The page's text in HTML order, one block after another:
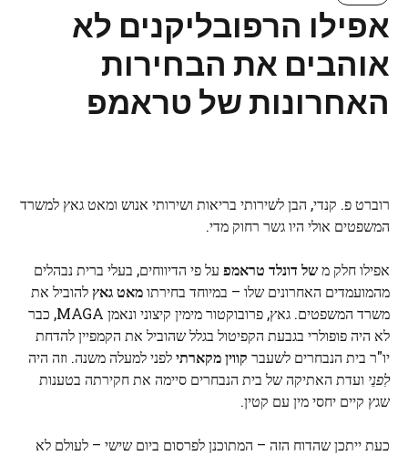
אפילו הרפובליקנים לא
אוהבים את הבחירות
האחרונות של טראמפ
רוברט פ. קנדי, הבן לשירותי בריאות ושירותי אנוש ומאט גאץ למשרד
המשפטים אולי היו גשר רחוק מדי.
אפילו חלק משל דונלד טראמפ על פי הדיווחים, בעלי ברית נבהלים
מהמועמדים האחרונים שלו – במיוחד בחירתומאט גאץלהוביל את
משרד המשפטים. גאץ, פרובוקטור מימין קיצוני ונאמן MAGA, כבר
לא היה פופולרי בגבעת הקפיטול בגלל שהוביל את הקמפיין להדחת
יו"ר בית הנבחרים לשעבר קווין מקארתילפני למעלה משנה. וזה היה
לִפנֵי ועדת האתיקה של בית הנבחרים סיימה את חקירתה בטענות
שגץ קיים יחסי מין עם קטין.
כעת ייתכן שהדוח הזה – המתוכנן לפרסום ביום שישי – לעולם לא